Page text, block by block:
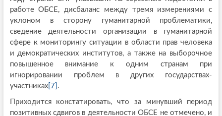
работе ОБСЕ, дисбаланс между тремя измерениями с
уклоном в сторону гуманитарной проблематики,
сведение деятельности организации в гуманитарной
сфере к мониторингу ситуации в области прав человека
и демократических институтов, а также на выборочное
повышенное внимание к одним странам при
игнорировании проблем в других государствах-
участниках[7] .
Приходится констатировать, что за минувший период
позитивных сдвигов в деятельности ОБСЕ не отмечено, и